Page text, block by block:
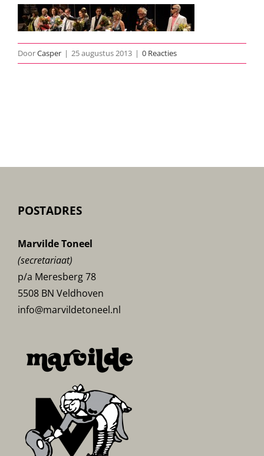
DoorCasper | 25 augustus 2013 | 0 Reacties
POSTADRES
Marvilde Toneel
(secretariaat)
p/a Meresberg 78
5508 BN Veldhoven
info@marvildetoneel.nl